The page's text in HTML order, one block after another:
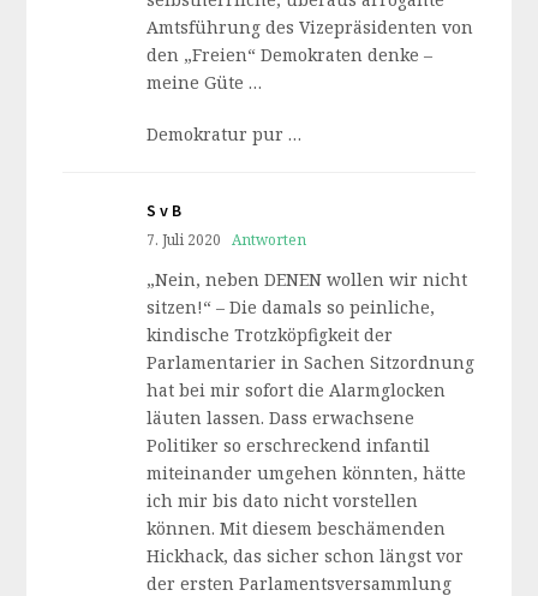
Amtsführung des Vizepräsidenten von
den „Freien“ Demokraten denke –
meine Güte …
Demokratur pur …
S v B
7. Juli 2020 Antworten
„Nein, neben DENEN wollen wir nicht
sitzen!“ – Die damals so peinliche,
kindische Trotzköpfigkeit der
Parlamentarier in Sachen Sitzordnung
hat bei mir sofort die Alarmglocken
läuten lassen. Dass erwachsene
Politiker so erschreckend infantil
miteinander umgehen könnten, hätte
ich mir bis dato nicht vorstellen
können. Mit diesem beschämenden
Hickhack, das sicher schon längst vor
der ersten Parlamentsversammlung